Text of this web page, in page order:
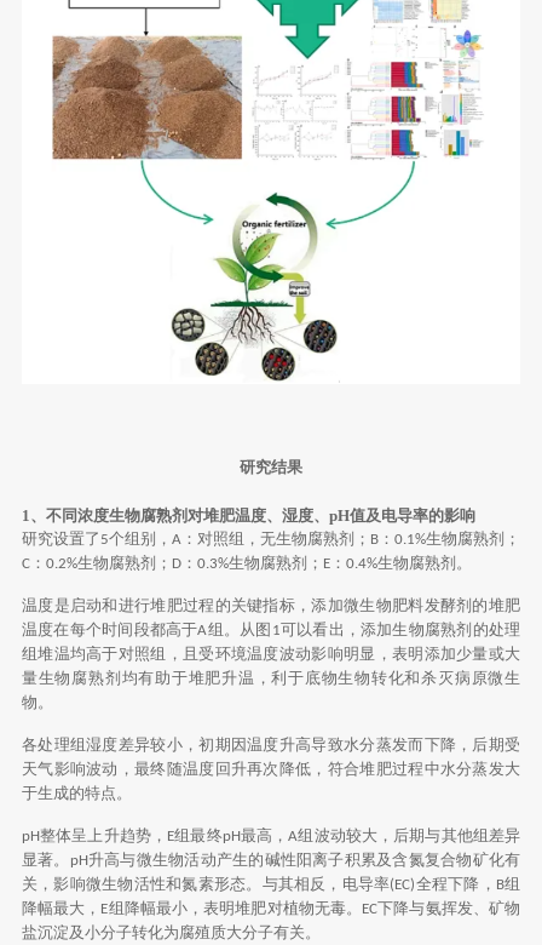
研究结果
1、不同浓度生物腐熟剂对堆肥温度、湿度、pH值及电导率的影响
研究设置了 5个组别， A：对照组，无生物腐熟剂； B ：0.1%生物腐熟剂；
C： 0.2%生物腐熟剂； D： 0.3%生物腐熟剂； E： 0.4%生物腐熟剂。
温度是启动和进行堆肥过程的关键指标，添加微生物肥料发酵剂的堆肥
温度在每个时间段都高于A组。从图 1可以看出，添加生物腐熟剂的处理
组堆温均高于对照组，且受环境温度波动影响明显，表明添加少量或大
量生物腐熟剂均有助于堆肥升温，利于底物生物转化和杀灭病原微生
物。
各处理组湿度差异较小，初期因温度升高导致水分蒸发而下降，后期受
天气影响波动，最终随温度回升再次降低，符合堆肥过程中水分蒸发大
于生成的特点。
pH整体呈上升趋势， E组最终pH最高，A组波动较大，后期与其他组差异
显著。
pH升高与微生物活动产生的碱性阳离子积累及含氮复合物矿化有
关，影响微生物活性和氮素形态。与其相反，电导率(EC)全程下降， B组
降幅最大， E组降幅最小，表明堆肥对植物无毒。 EC下降与氨挥发、矿物
盐沉淀及小分子转化为腐殖质大分子有关。